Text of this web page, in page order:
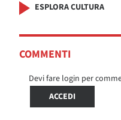
ESPLORA CULTURA
COMMENTI
Devi fare login per
ACCEDI